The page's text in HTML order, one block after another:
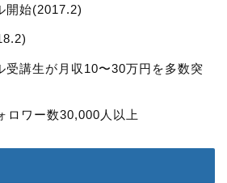
開始(2017.2)
受講生が月収10〜30万円を多数突
ロワー数30,000人以上